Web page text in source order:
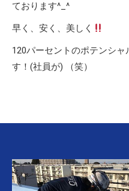
ております^_^
早く、安く、美しく
120パーセントのポテンシ
す！(社員が) （笑）